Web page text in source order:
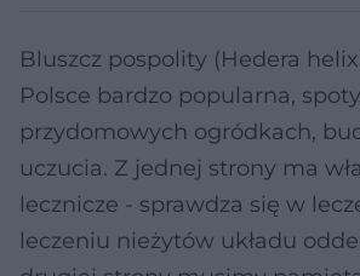
Bluszcz pospolity (Hedera
Polsce bardzo popularna,
przydomowych ogródkach,
uczucia. Z jednej strony ma
lecznicze - sprawdza się w
leczeniu nieżytów układu